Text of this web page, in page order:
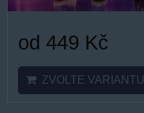
od 449 Kč
ZVOLTE VARIANTU